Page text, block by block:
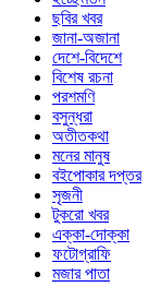
ছবির খবর
জানা-অজানা
দেশে-বিদেশে
বিশেষ রচনা
পরশমণি
বসুন্ধরা
অতীতকথা
মনের মানুষ
বইপোকার দপ্তর
সৃজনী
টুকরো খবর
এক্কা-দোক্কা
ফটোগ্রাফি
মজার পাতা